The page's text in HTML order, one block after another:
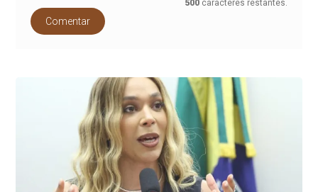
500 caracteres restantes.
Comentar